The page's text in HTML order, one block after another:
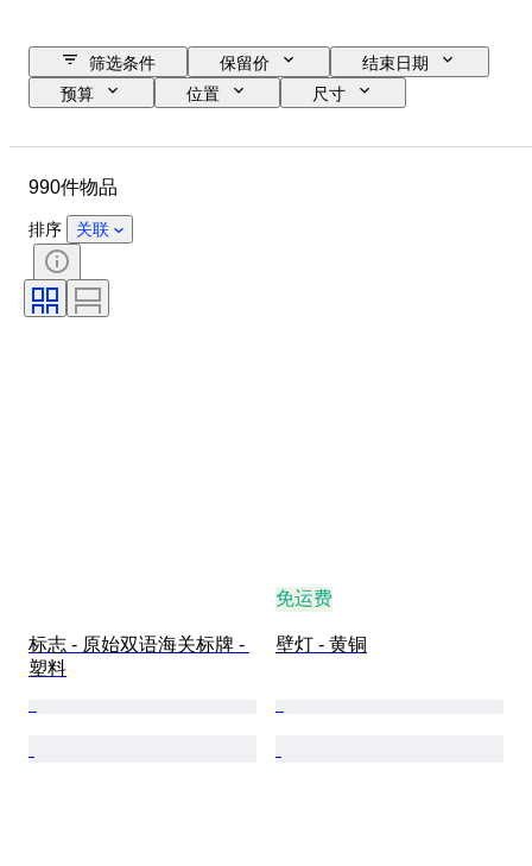
筛选条件 保留价
结束日期
预算
位置
尺寸
其他
签名
表芯
报时
已测试，运转正常
990件物品
排序 关联
标志 - 原始双语海关标牌 -
塑料
免运费
壁灯 - 黄铜